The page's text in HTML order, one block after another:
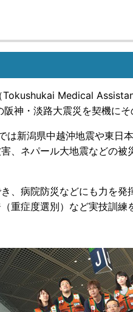
Medical
神・淡路大震災を契機にそ
新潟県中越沖地震や東日
、ネパール大地震などの
、病院防災などにも力を
重症度選別）など実技訓